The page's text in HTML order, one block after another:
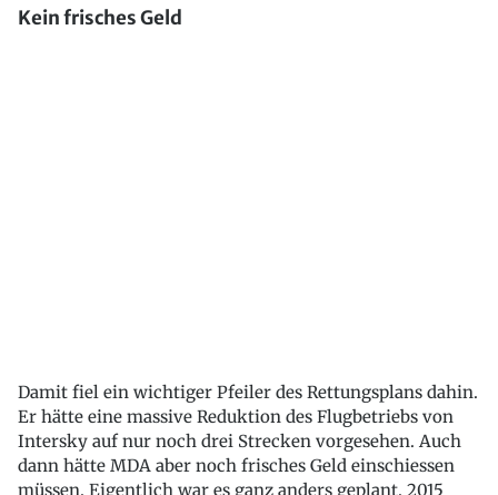
Kein frisches Geld
Damit fiel ein wichtiger Pfeiler des Rettungsplans dahin.
Er hätte eine massive Reduktion des Flugbetriebs von
Intersky auf nur noch drei Strecken vorgesehen. Auch
dann hätte MDA aber noch frisches Geld einschiessen
müssen. Eigentlich war es ganz anders geplant. 2015